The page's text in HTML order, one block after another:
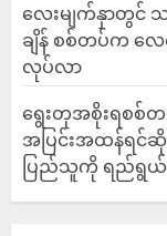
လေးမျက်နှာတွင်
ချိန် စစ်တပ်က လ
လုပ်လာ
ရွေးတုအစိုးရစစ်တ
အပြင်းအထန်ရင်
ပြည်သူကို ရည်ရွယ်